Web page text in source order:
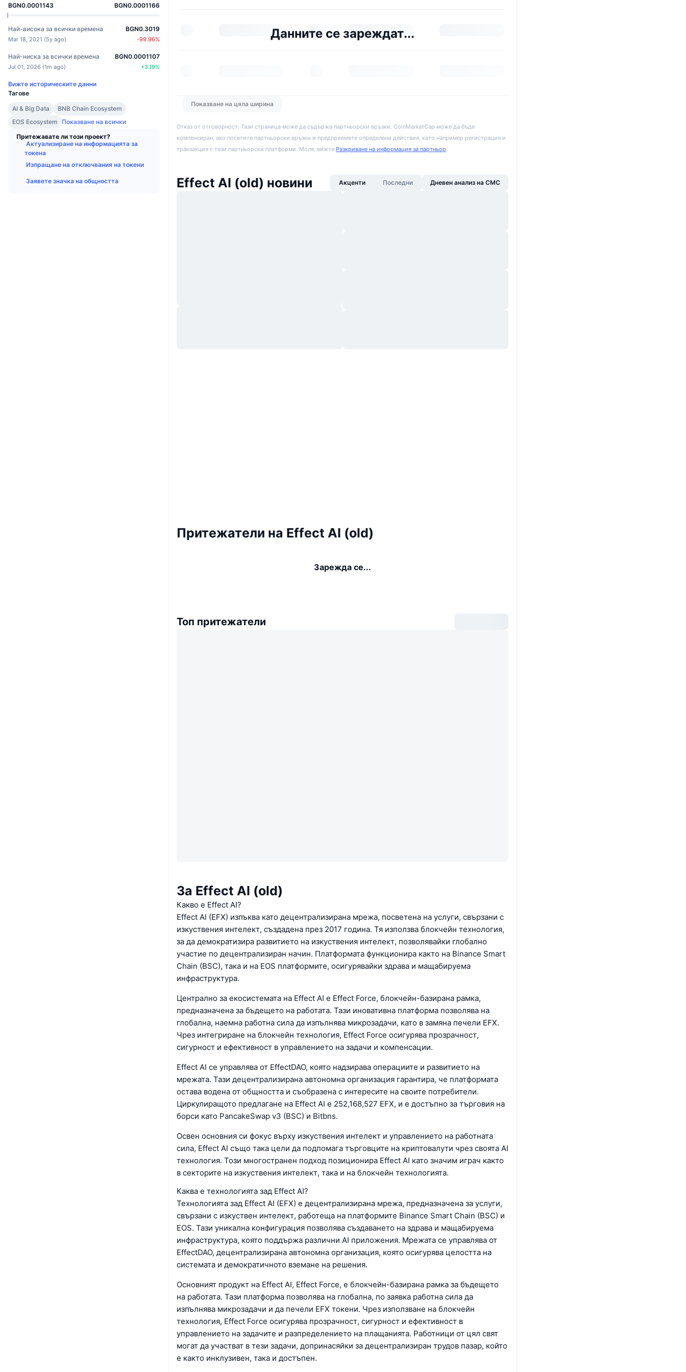
BGN0.0001143 BGN0.0001166
Най-висока за всички времена
Mar 18, 2021 (5y ago)
BGN0.3019
-99.96%
Най-ниска за всички времена
Jul 01, 2026 (1m ago)
BGN0.0001107
+3.19%
Вижте историческите данни
Тагове
AI & Big Data
BNB Chain Ecosystem
EOS Ecosystem
Показване на всички
Притежавате ли този проект?
Актуализиране на информацията за
токена
Изпращане на отключвания на токени
Заявете значка на общността
Данните се зареждат...
Показване на цяла ширина
Отказ от отговорност: Тази страница може да съдържа партньорски връзки. CoinMarketCap може да бъде
компенсиран, ако посетите партньорски връзки и предприемете определени действия, като например регистрация и
транзакция с тези партньорски платформи. Моля, вижте Разкриване на информация за партньор.
Effect AI (old) новини Акценти Последни Дневен анализ на CMC
Притежатели на Effect AI (old)
Зарежда се...
Топ притежатели
За Effect AI (old)
Какво е Effect AI?
Effect AI (EFX) изпъква като децентрализирана мрежа, посветена на услуги, свързани с
изкуствения интелект, създадена през 2017 година. Тя използва блокчейн технология,
за да демократизира развитието на изкуствения интелект, позволявайки глобално
участие по децентрализиран начин. Платформата функционира както на Binance Smart
Chain (BSC), така и на EOS платформите, осигурявайки здрава и мащабируема
инфраструктура.
Централно за екосистемата на Effect AI е Effect Force, блокчейн-базирана рамка,
предназначена за бъдещето на работата. Тази иновативна платформа позволява на
глобална, наемна работна сила да изпълнява микрозадачи, като в замяна печели EFX.
Чрез интегриране на блокчейн технология, Effect Force осигурява прозрачност,
сигурност и ефективност в управлението на задачи и компенсации.
Effect AI се управлява от EffectDAO, която надзирава операциите и развитието на
мрежата. Тази децентрализирана автономна организация гарантира, че платформата
остава водена от общността и съобразена с интересите на своите потребители.
Циркулиращото предлагане на Effect AI е 252,168,527 EFX, и е достъпно за търговия на
борси като PancakeSwap v3 (BSC) и Bitbns.
Освен основния си фокус върху изкуствения интелект и управлението на работната
сила, Effect AI също така цели да подпомага търговците на криптовалути чрез своята AI
технология. Този многостранен подход позиционира Effect AI като значим играч както
в секторите на изкуствения интелект, така и на блокчейн технологията.
Каква е технологията зад Effect AI?
Технологията зад Effect AI (EFX) е децентрализирана мрежа, предназначена за услуги,
свързани с изкуствен интелект, работеща на платформите Binance Smart Chain (BSC) и
EOS. Тази уникална конфигурация позволява създаването на здрава и мащабируема
инфраструктура, която поддържа различни AI приложения. Мрежата се управлява от
EffectDAO, децентрализирана автономна организация, която осигурява целостта на
системата и демократичното вземане на решения.
Основният продукт на Effect AI, Effect Force, е блокчейн-базирана рамка за бъдещето
на работата. Тази платформа позволява на глобална, по заявка работна сила да
изпълнява микрозадачи и да печели EFX токени. Чрез използване на блокчейн
технология, Effect Force осигурява прозрачност, сигурност и ефективност в
управлението на задачите и разпределението на плащанията. Работници от цял свят
могат да участват в тези задачи, допринасяйки за децентрализиран трудов пазар, който
е както инклузивен, така и достъпен.